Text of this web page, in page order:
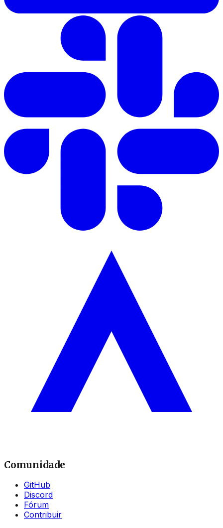
Comunidade
GitHub
Discord
Fórum
Contribuir